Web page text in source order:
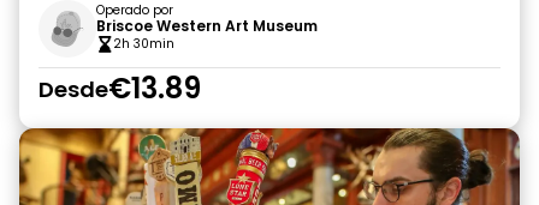
Operado por
Briscoe Western Art Museum
2h 30min
Desde€13.89